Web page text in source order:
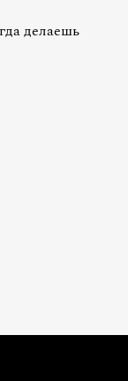
делаешь